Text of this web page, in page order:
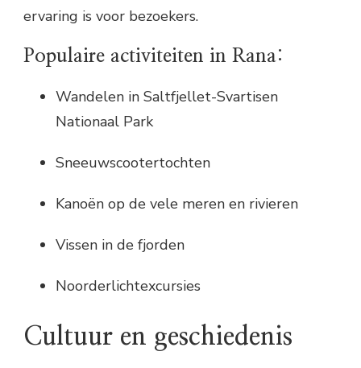
ervaring is voor bezoekers.
Populaire activiteiten in Rana:
Wandelen in Saltfjellet-Svartisen
Nationaal Park
Sneeuwscootertochten
Kanoën op de vele meren en rivieren
Vissen in de fjorden
Noorderlichtexcursies
Cultuur en geschiedenis